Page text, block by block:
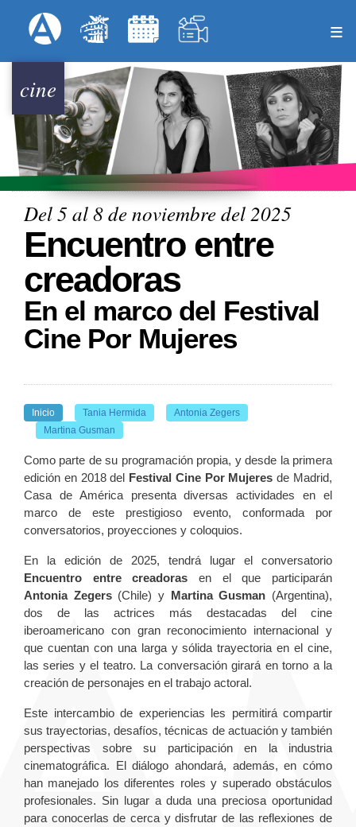
al
principal
Menú Superior
cine
Del 5 al 8 de noviembre del 2025
Encuentro entre
creadoras
En el marco del Festival
Cine Por Mujeres
Inicio Tania Hermida
Antonia Zegers
Martina Gusman
Como parte de su programación propia, y desde la primera
edición en 2018 del Festival Cine Por Mujeres de Madrid,
Casa de América presenta diversas actividades en el
marco de este prestigioso evento, conformada por
conversatorios, proyecciones y coloquios.
En la edición de 2025, tendrá lugar el conversatorio
Encuentro entre creadoras en el que participarán
Antonia Zegers(Chile) y Martina Gusman (Argentina),
dos de las actrices más destacadas del cine
iberoamericano con gran reconocimiento internacional y
que cuentan con una larga y sólida trayectoria en el cine,
las series y el teatro. La conversación girará en torno a la
creación de personajes en el trabajo actoral.
Este intercambio de experiencias les permitirá compartir
sus trayectorias, desafíos, técnicas de actuación y también
perspectivas sobre su participación en la industria
cinematográfica. El diálogo ahondará, además, en cómo
han manejado los diferentes roles y superado obstáculos
profesionales. Sin lugar a duda una preciosa oportunidad
para conocerlas de cerca y disfrutar de las reflexiones de